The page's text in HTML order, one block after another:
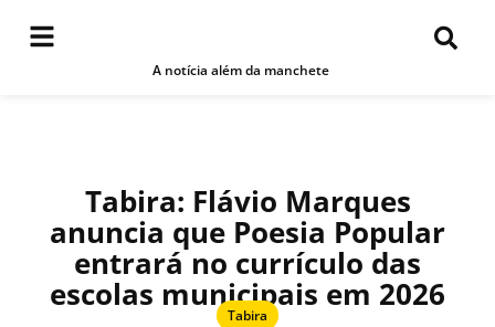
A notícia além da manchete
Tabira: Flávio Marques
anuncia que Poesia Popular
entrará no currículo das
escolas municipais em 2026
Tabira